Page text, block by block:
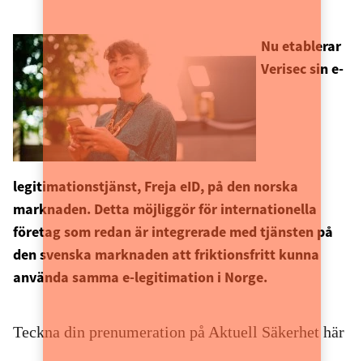
Nu etablerar
Verisec sin e-
legitimationstjänst, Freja eID, på den norska
marknaden. Detta möjliggör för internationella
företag som redan är integrerade med tjänsten på
den svenska marknaden att friktionsfritt kunna
använda samma e-legitimation i Norge.
Teckna din prenumeration på Aktuell Säkerhet här